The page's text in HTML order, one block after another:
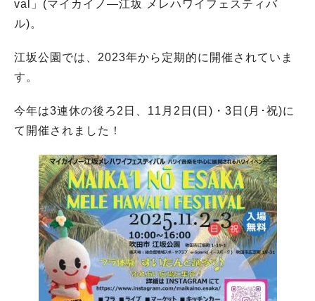
val」(マイカイノ―江坂 メレハワイフェスティバ
ル)。
江坂公園では、2023年から定期的に開催されていま
す。
今年は3連休の後ろ2日、11月2日(日)・3日(月･祝)に
て開催されました！